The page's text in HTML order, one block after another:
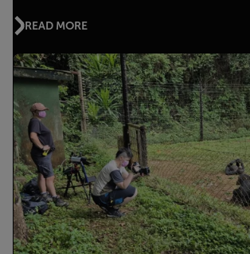
READ MORE